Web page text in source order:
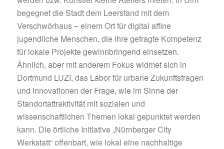
begegnet die Stadt dem Leerstand mit dem
Verschwörhaus – einem Ort für digital affine
jugendliche Menschen, die ihre gefragte Kompetenz
für lokale Projekte gewinnbringend einsetzen.
Ähnlich, aber mit anderem Fokus widmet sich in
Dortmund LUZI, das Labor für urbane Zukunftsfragen
und Innovationen der Frage, wie im Sinne der
Standortattraktivität mit sozialen und
wissenschaftlichen Themen lokal gepunktet werden
kann. Die örtliche Initiative „Nürnberger City
Werkstatt“ offenbart, wie lokal eine nachhaltige